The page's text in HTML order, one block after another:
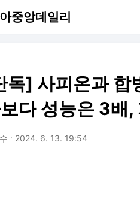
중앙데일리
독] 사피온과 합
다 성능은 3배
2024. 6. 13. 19:54